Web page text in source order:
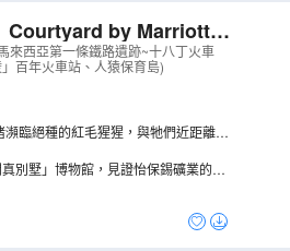
Courtyard by Marriott P
茶、海鮮火鍋粥、玻璃
來西亞第一條鐵路遺跡~十八丁火車
百年火車站、人猿保育島)
臨絕種的紅毛猩猩，與牠們近距離接
別墅」博物館，見證怡保錫礦業的興